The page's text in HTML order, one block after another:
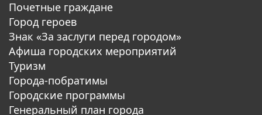
Почетные граждане
Город героев
Знак «За заслуги перед городом»
Афиша городских мероприятий
Туризм
Города-побратимы
Городские программы
Генеральный план города